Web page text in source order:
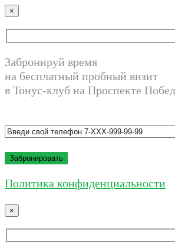
×
Забронируй время
на бесплатный пробный визит
в Тонус-клуб на Проспекте
Политика конфиденциальности
×